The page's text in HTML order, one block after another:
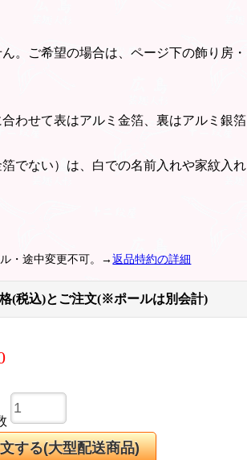
。ご希望の場合は、ページ下の飾り房・
わせて表はアルミ金箔、裏はアルミ銀箔
でない）は、白での名前入れや家紋入れ
・途中変更不可。→返品特約の詳細
(税込)とご注文(※ポールは別会計)